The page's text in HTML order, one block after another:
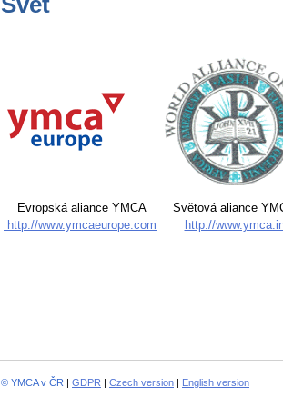
Evropská aliance YMCA
Světová aliance
http://www.ymcaeurope.com
http://
© YMCA v ČR | GDPR | Czech version | English version